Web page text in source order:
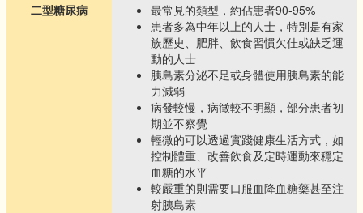
二型糖尿病
最常見的類型，約佔患者90-95%
患者多為中年以上的人士，特別是有家
族歷史、肥胖、飲食習慣欠佳或缺乏運
動的人士
胰島素分泌不足或身體使用胰島素的能
力減弱
病發較慢，病徵較不明顯，部分患者初
期並不察覺
輕微的可以透過實踐健康生活方式，如
控制體重、改善飲食及定時運動來穩定
血糖的水平
較嚴重的則需要口服血降血糖藥甚至注
射胰島素